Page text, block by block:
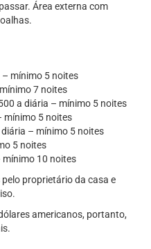
Área externa com
– mínimo 5 noites
7 noites
a diária – mínimo 5 noites
mínimo 5 noites
diária – mínimo 5 noites
5 noites
mínimo 10 noites
proprietário da casa e
americanos, portanto,